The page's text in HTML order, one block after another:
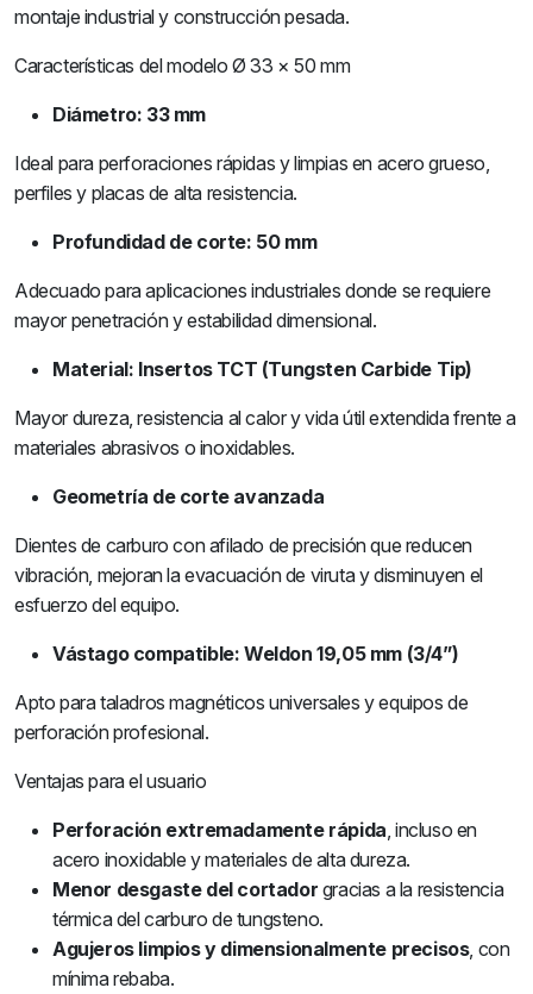
montaje industrial y construcción pesada.
Características del modelo Ø 33 × 50 mm
Diámetro: 33 mm
Ideal para perforaciones rápidas y limpias en acero grueso,
perfiles y placas de alta resistencia.
Profundidad de corte: 50 mm
Adecuado para aplicaciones industriales donde se requiere
mayor penetración y estabilidad dimensional.
Material: Insertos TCT (Tungsten Carbide Tip)
Mayor dureza, resistencia al calor y vida útil extendida frente a
materiales abrasivos o inoxidables.
Geometría de corte avanzada
Dientes de carburo con afilado de precisión que reducen
vibración, mejoran la evacuación de viruta y disminuyen el
esfuerzo del equipo.
Vástago compatible: Weldon 19,05 mm (3/4”)
Apto para taladros magnéticos universales y equipos de
perforación profesional.
Ventajas para el usuario
Perforación extremadamente rápida, incluso en
acero inoxidable y materiales de alta dureza.
Menor desgaste del cortador gracias a la resistencia
térmica del carburo de tungsteno.
Agujeros limpios y dimensionalmente precisos, con
mínima rebaba.